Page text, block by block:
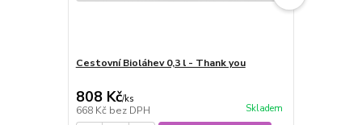
Cestovní Bioláhev 0,3 l - Thank you
808 Kč/ks
668 Kč bez DPH Skladem